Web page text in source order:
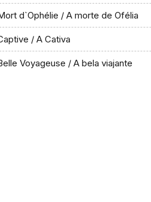
d`Ophélie / A morte de Ofélia
/ A Cativa
Voyageuse / A bela viajante